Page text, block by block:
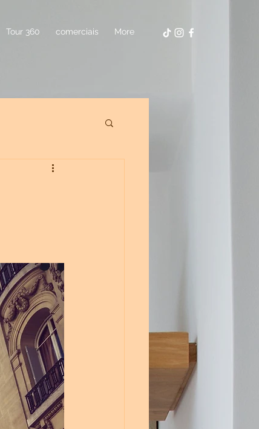
Tour 360 comerciais More